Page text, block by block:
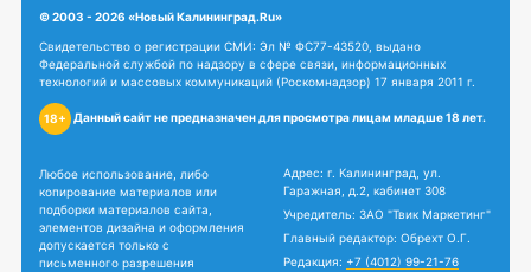
© 2003 - 2026 «Новый Калининград.Ru»
Свидетельство о регистрации СМИ: Эл № ФС77-43520, выдано
Федеральной службой по надзору в сфере связи, информационных
технологий и массовых коммуникаций (Роскомнадзор) 17 января 2011 г.
18+ Данный сайт не предназначен для просмотра лицам младше 18 лет.
Любое использование, либо
копирование материалов или
подборки материалов сайта,
элементов дизайна и оформления
допускается только с
письменного разрешения
Адрес: г. Калининград, ул.
Гаражная, д.2, кабинет 308
Учредитель: ЗАО "Твик Маркетинг"
Главный редактор: Обрехт О.Г.
Редакция: +7 (4012) 99-21-76